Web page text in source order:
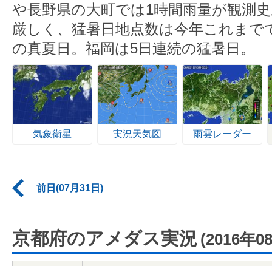
や長野県の大町では1時間雨量が観測
厳しく、猛暑日地点数は今年これまで
の真夏日。福岡は5日連続の猛暑日。
気象衛星 実況天気図 雨雲レーダー
前日(07月31日)
京都府のアメダス実況 (2016年